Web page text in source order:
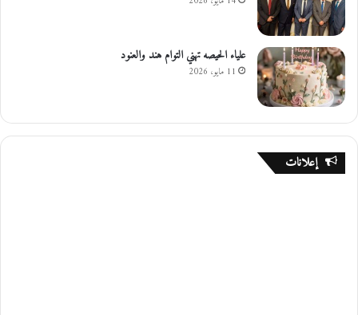
علياء الحيصه تهني التوام هند والعنود
11 مايو، 2026
إعلانات